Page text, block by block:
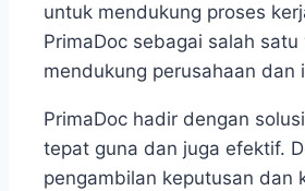
untuk mendukung proses
PrimaDoc sebagai salah
mendukung perusahaan
PrimaDoc hadir dengan
tepat guna dan juga efektif.
pengambilan keputusan dan